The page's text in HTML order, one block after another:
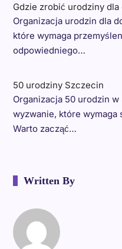
Gdzie zrobić urodziny dla
Organizacja urodzin dla
które wymaga
odpowiedniego…
50 urodziny Szczecin
Organizacja 50 urodzin
wyzwanie, które
Warto zacząć…
Written By